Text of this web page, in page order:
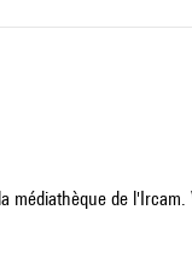
de